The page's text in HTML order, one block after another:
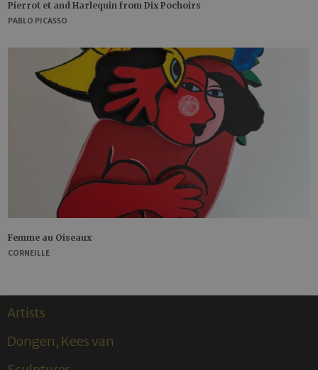
Pierrot et and Harlequin from Dix Pochoirs
PABLO PICASSO
Femme au Oiseaux
CORNEILLE
Artists
Dongen, Kees van